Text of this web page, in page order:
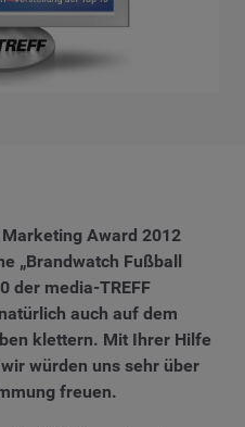
Award 2012
„Brandwatch Fußball
der media-TREFF
auch auf dem
klettern. Mit Ihrer Hilfe
würden uns sehr über
freuen.